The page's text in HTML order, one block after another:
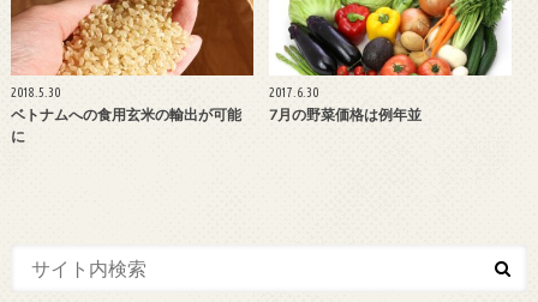
2018.5.30
ベトナムへの食用玄米の輸出が可能
に
2017.6.30
7月の野菜価格は例年並